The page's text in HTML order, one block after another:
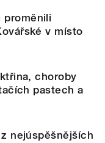
proměnili
v místo
choroby
pastech a
nejúspěšnějších